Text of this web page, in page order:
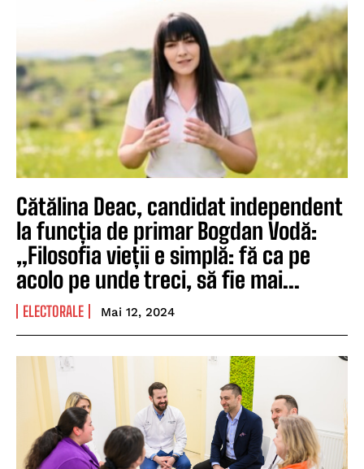
Cătălina Deac, candidat independent
la funcția de primar Bogdan Vodă:
„Filosofia vieții e simplă: fă ca pe
acolo pe unde treci, să fie mai...
ELECTORALE Mai 12, 2024